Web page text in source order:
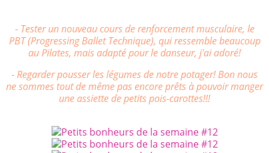
- Tester un nouveau cours de renforcement musculaire, le
PBT (Progressing Ballet Technique), qui ressemble beaucoup
au Pilates, mais adapté pour le danseur, j'ai adoré!
- Regarder pousser les légumes de notre potager! Bon nous
ne sommes tout de même pas encore prêts à pouvoir manger
une assiette de petits pois-carottes!!!